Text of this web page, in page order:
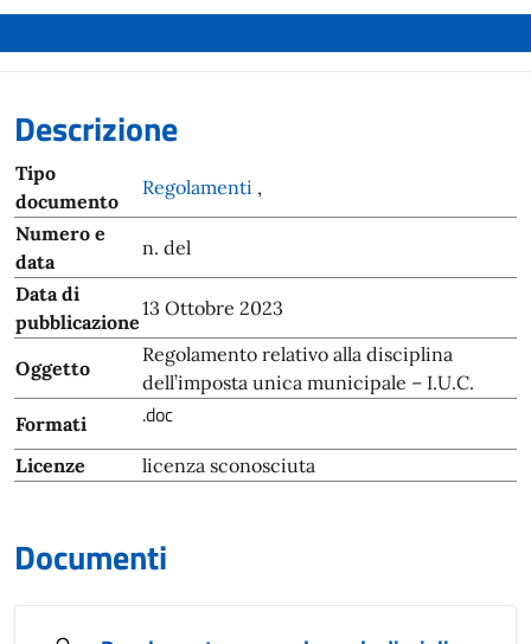
Descrizione
Tipo
documento
Regolamenti ,
Numero e
data
n. del
Data di
pubblicazione
13 Ottobre 2023
Oggetto
Regolamento relativo alla disciplina
dell’imposta unica municipale – I.U.C.
Formati
.doc
Licenze licenza sconosciuta
Documenti